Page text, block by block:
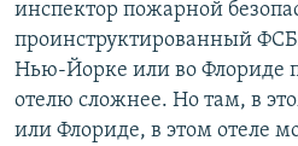
инспектор пожарной
проинструктированный
Нью-Йорке или во Флориде
отелю сложнее. Но там, в
или Флориде, в этом отеле